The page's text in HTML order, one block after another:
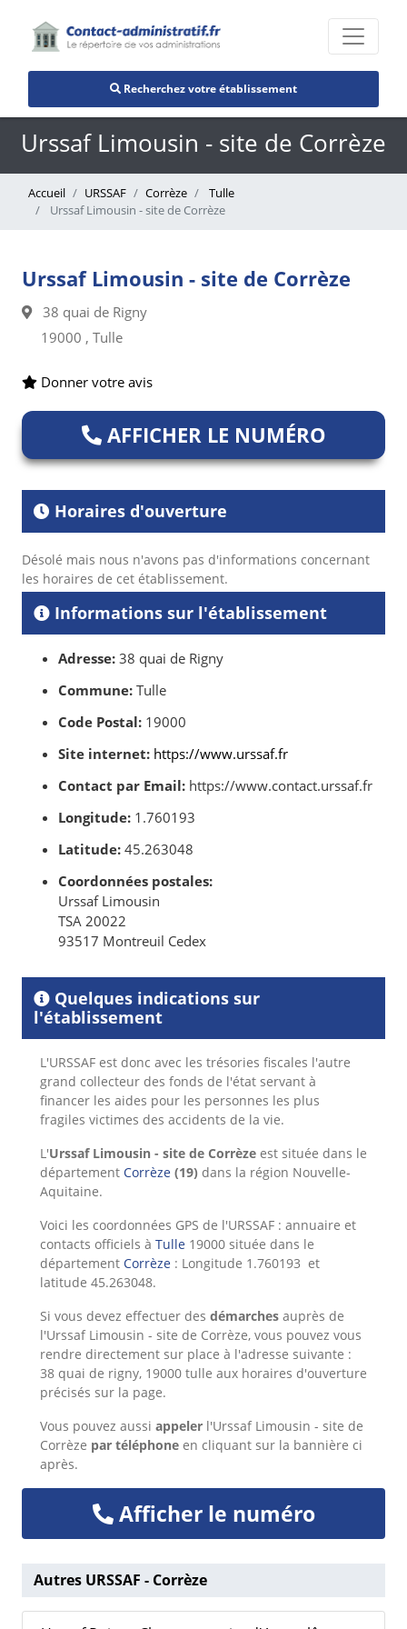
Recherchez votre établissement
Urssaf Limousin - site de Corrèze
Accueil URSSAF Corrèze
Tulle
Urssaf Limousin - site de Corrèze
Urssaf Limousin - site de Corrèze
38 quai de Rigny
19000 , Tulle
Donner votre avis
AFFICHER LE NUMÉRO
Horaires d'ouverture
Désolé mais nous n'avons pas d'informations concernant
les horaires de cet établissement.
Informations sur l'établissement
Adresse: 38 quai de Rigny
Commune: Tulle
Code Postal: 19000
Site internet: https://www.urssaf.fr
Contact par Email: https://www.contact.urssaf.fr
Longitude: 1.760193
Latitude: 45.263048
Coordonnées postales:
Urssaf Limousin
TSA 20022
93517 Montreuil Cedex
Quelques indications sur
l'établissement
L'URSSAF est donc avec les trésories fiscales l'autre
grand collecteur des fonds de l'état servant à
financer les aides pour les personnes les plus
fragiles victimes des accidents de la vie.
L'Urssaf Limousin - site de Corrèze est située dans le
département Corrèze (19) dans la région Nouvelle-
Aquitaine.
Voici les coordonnées GPS de l'URSSAF : annuaire et
contacts officiels à Tulle 19000 située dans le
département Corrèze : Longitude 1.760193 et
latitude 45.263048.
Si vous devez effectuer des démarches auprès de
l'Urssaf Limousin - site de Corrèze, vous pouvez vous
rendre directement sur place à l'adresse suivante :
38 quai de rigny, 19000 tulle aux horaires d'ouverture
précisés sur la page.
Vous pouvez aussi appeler l'Urssaf Limousin - site de
Corrèze par téléphone en cliquant sur la bannière ci
après.
Afficher le numéro
Autres URSSAF - Corrèze